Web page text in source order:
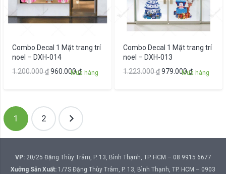
Combo Decal 1 Mặt trang trí
noel – DXH-014
1.200.000₫ Giá
1.200.000 ₫.
960.000₫Giá
960.000 ₫.
Mua hàng
Combo Decal 1 Mặt trang trí
noel – DXH-013
1.223.000₫ Giá
979.000₫Giá
Mua hàng
Phân
trang
bài
viết
1 2
VP:20/25 Đặng Thùy Trâm, P. 13, Bình Thạnh, TP. HCM – 08 9915 6677
Xưởng Sản Xuất: 1/7S Đặng Thùy Trâm, P. 13, Bình Thạnh, TP. HCM – 0903